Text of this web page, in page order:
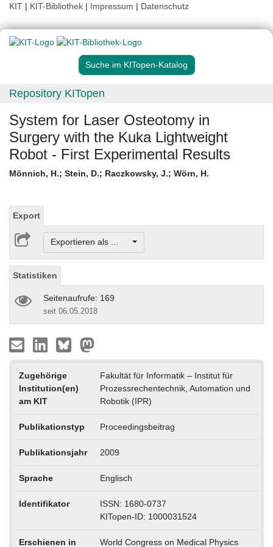
KIT | KIT-Bibliothek | Impressum | Datenschutz
Suche im KITopen-Katalog
Repository KITopen
System for Laser Osteotomy in
Surgery with the Kuka Lightweight
Robot - First Experimental Results
Mönnich, H.; Stein, D.; Raczkowsky, J.; Wörn, H.
Export
Exportieren als ...
Statistiken
Seitenaufrufe: 169
seit 06.05.2018
Zugehörige
Institution(en)
am KIT
Fakultät für Informatik – Institut für
Prozessrechentechnik, Automation und
Robotik (IPR)
Publikationstyp Proceedingsbeitrag
Publikationsjahr 2009
Sprache Englisch
Identifikator
ISSN: 1680-0737
KITopen-ID: 1000031524
Erschienen in World Congress on Medical Physics